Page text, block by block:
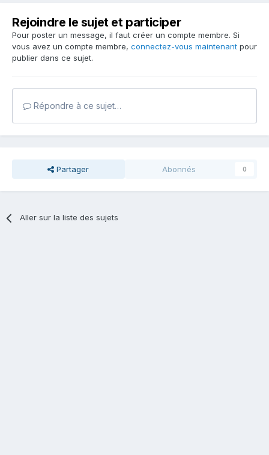
Rejoindre le sujet et participer
Pour poster un message, il faut créer un compte membre. Si
vous avez un compte membre, connectez-vous maintenant pour
publier dans ce sujet.
Répondre à ce sujet…
Partager Abonnés 0
Aller sur la liste des sujets